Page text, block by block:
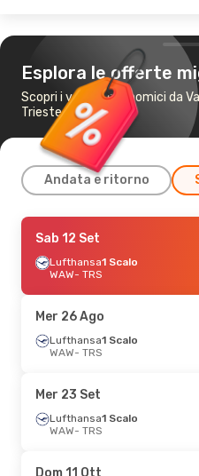
Esplora le offerte
Scopri i voli più economici da
Trieste
Andata e ritorno
Mer 14 Ott
Lufthansa1 Scalo
WAW- TRS
TRS- WAW
Sab 12 Set
Lufthansa1 Scalo
WAW- TRS
Mer 26 Ago
Lufthansa1 Scalo
WAW- TRS
Mer 23 Set
Lufthansa1 Scalo
WAW- TRS
Dom 11 Ott